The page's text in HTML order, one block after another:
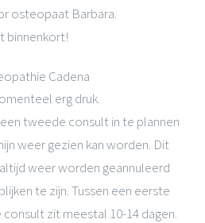
osteopaat Barbara.
binnenkort!
erg druk.
tweede consult in te plannen
weer gezien kan worden. Dit
weer worden geannuleerd
te zijn. Tussen een eerste
zit meestal 10-14 dagen.